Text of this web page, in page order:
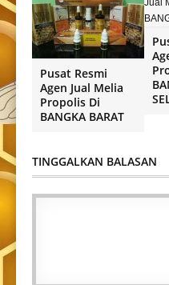
Pusat Resmi
Agen Jual Melia
Propolis Di
BANGKA BARAT
TINGGALKAN BALASAN